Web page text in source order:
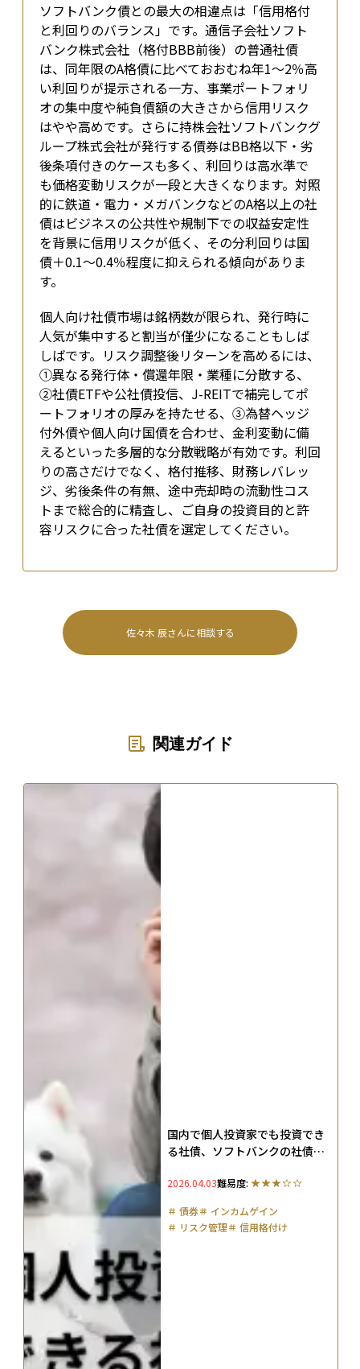
ソフトバンク債との最大の相違点は「信用格付
と利回りのバランス」です。通信子会社ソフト
バンク株式会社（格付BBB前後）の普通社債
は、同年限のA格債に比べておおむね年1～2％高
い利回りが提示される一方、事業ポートフォリ
オの集中度や純負債額の大きさから信用リスク
はやや高めです。さらに持株会社ソフトバンクグ
ループ株式会社が発行する債券はBB格以下・劣
後条項付きのケースも多く、利回りは高水準で
も価格変動リスクが一段と大きくなります。対照
的に鉄道・電力・メガバンクなどのA格以上の社
債はビジネスの公共性や規制下での収益安定性
を背景に信用リスクが低く、その分利回りは国
債＋0.1～0.4％程度に抑えられる傾向がありま
す。
個人向け社債市場は銘柄数が限られ、発行時に
人気が集中すると割当が僅少になることもしば
しばです。リスク調整後リターンを高めるには、
①異なる発行体・償還年限・業種に分散する、
②社債ETFや公社債投信、J-REITで補完してポ
ートフォリオの厚みを持たせる、③為替ヘッジ
付外債や個人向け国債を合わせ、金利変動に備
える――といった多層的な分散戦略が有効です。利回
りの高さだけでなく、格付推移、財務レバレッ
ジ、劣後条件の有無、途中売却時の流動性コス
トまで総合的に精査し、ご自身の投資目的と許
容リスクに合った社債を選定してください。
佐々木 辰さんに相談する
関連ガイド
国内で個人投資家でも投資でき
る社債、ソフトバンクの社債を
2026.04.03難易度:
＃ 債券＃ インカムゲイン
＃ リスク管理＃ 信用格付け